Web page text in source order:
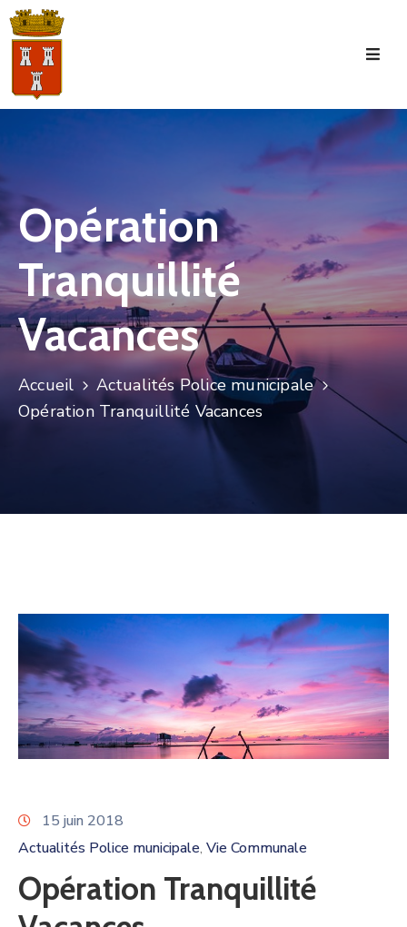
Accueil
Manifestations
Vie
Municipale
Services
Jeunesse
Opération
Tranquillité
Vacances
Accueil
Actualités Police municipale
Opération Tranquillité Vacances
15 juin 2018
Actualités Police municipale‚ Vie Communale
Opération Tranquillité